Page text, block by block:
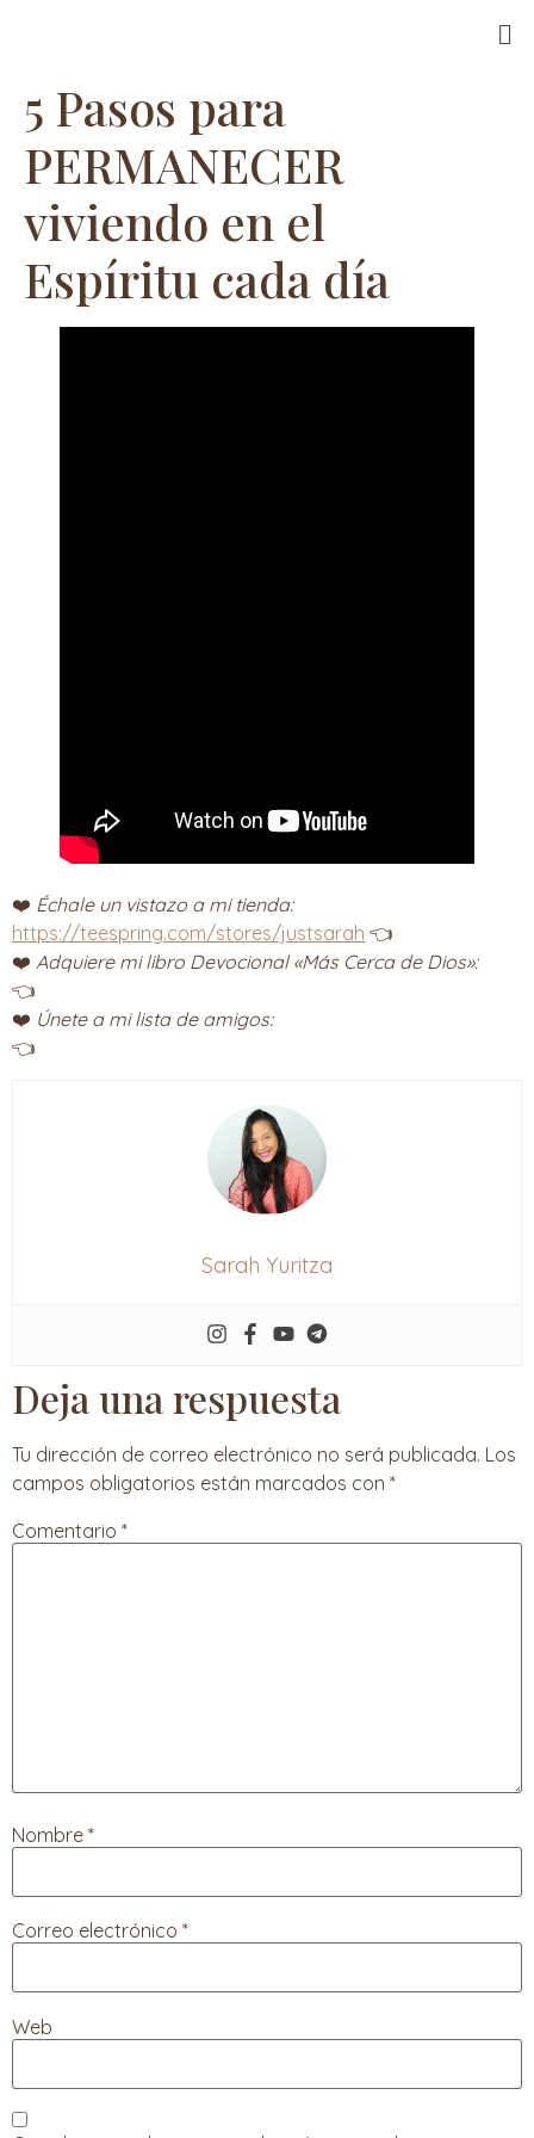
5 Pasos para
PERMANECER
viviendo en el
Espíritu cada día
❤️ Échale un vistazo a mi tienda:
https://teespring.com/stores/justsarah 👈
❤️ Adquiere mi libro Devocional «Más Cerca de Dios»:
👈
❤️ Únete a mi lista de amigos:
👈
Sarah Yuritza
Deja una respuesta
Tu dirección de correo electrónico no será publicada. Los
campos obligatorios están marcados con *
Comentario *
Nombre *
Correo electrónico *
Web